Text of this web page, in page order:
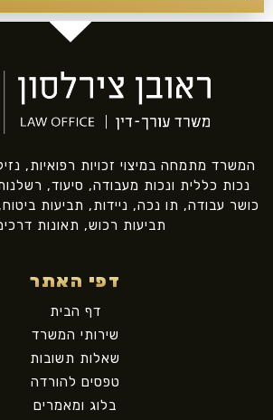
המשרד מתמחה במיצוי זכויות רפואיות,
נכות כללית ונכות מעבודה, סיעוד,
כושר עבודה, תו נכה, ניידות, תביעות
תביעות רכוש, תאונות
דפי האתר
דף הבית
שירותי המשרד
שאלות תשובות
טפסים להורדה
בלוג ומאמרים